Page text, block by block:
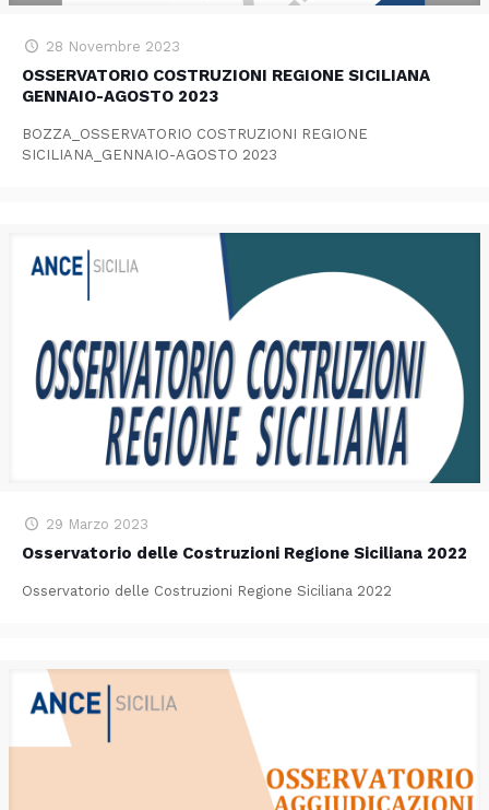
28 Novembre 2023
OSSERVATORIO COSTRUZIONI REGIONE SICILIANA
GENNAIO-AGOSTO 2023
BOZZA_OSSERVATORIO COSTRUZIONI REGIONE
SICILIANA_GENNAIO-AGOSTO 2023
29 Marzo 2023
Osservatorio delle Costruzioni Regione Siciliana 2022
Osservatorio delle Costruzioni Regione Siciliana 2022